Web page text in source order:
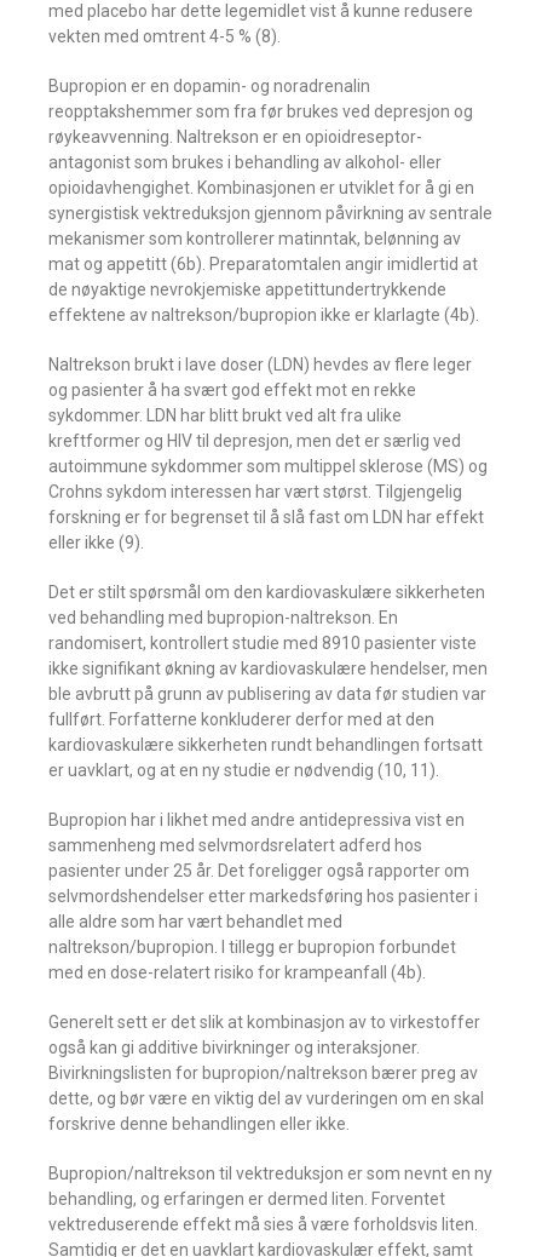
med placebo har dette legemidlet vist å kunne redusere
vekten med omtrent 4-5 % (8).
Bupropion er en dopamin- og noradrenalin
reopptakshemmer som fra før brukes ved depresjon og
røykeavvenning. Naltrekson er en opioidreseptor-
antagonist som brukes i behandling av alkohol- eller
opioidavhengighet. Kombinasjonen er utviklet for å gi en
synergistisk vektreduksjon gjennom påvirkning av sentrale
mekanismer som kontrollerer matinntak, belønning av
mat og appetitt (6b). Preparatomtalen angir imidlertid at
de nøyaktige nevrokjemiske appetittundertrykkende
effektene av naltrekson/bupropion ikke er klarlagte (4b).
Naltrekson brukt i lave doser (LDN) hevdes av flere leger
og pasienter å ha svært god effekt mot en rekke
sykdommer. LDN har blitt brukt ved alt fra ulike
kreftformer og HIV til depresjon, men det er særlig ved
autoimmune sykdommer som multippel sklerose (MS) og
Crohns sykdom interessen har vært størst. Tilgjengelig
forskning er for begrenset til å slå fast om LDN har effekt
eller ikke (9).
Det er stilt spørsmål om den kardiovaskulære sikkerheten
ved behandling med bupropion-naltrekson. En
randomisert, kontrollert studie med 8910 pasienter viste
ikke signifikant økning av kardiovaskulære hendelser, men
ble avbrutt på grunn av publisering av data før studien var
fullført. Forfatterne konkluderer derfor med at den
kardiovaskulære sikkerheten rundt behandlingen fortsatt
er uavklart, og at en ny studie er nødvendig (10, 11).
Bupropion har i likhet med andre antidepressiva vist en
sammenheng med selvmordsrelatert adferd hos
pasienter under 25 år. Det foreligger også rapporter om
selvmordshendelser etter markedsføring hos pasienter i
alle aldre som har vært behandlet med
naltrekson/bupropion. I tillegg er bupropion forbundet
med en dose-relatert risiko for krampeanfall (4b).
Generelt sett er det slik at kombinasjon av to virkestoffer
også kan gi additive bivirkninger og interaksjoner.
Bivirkningslisten for bupropion/naltrekson bærer preg av
dette, og bør være en viktig del av vurderingen om en skal
forskrive denne behandlingen eller ikke.
Bupropion/naltrekson til vektreduksjon er som nevnt en ny
behandling, og erfaringen er dermed liten. Forventet
vektreduserende effekt må sies å være forholdsvis liten.
Samtidig er det en uavklart kardiovaskulær effekt, samt